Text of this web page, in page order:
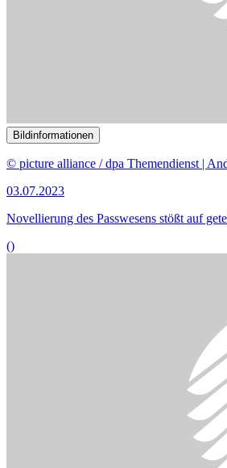
Bildinformationen
© picture alliance / dpa Themendienst |
03.07.2023
Novellierung des Passwesens stößt auf
()